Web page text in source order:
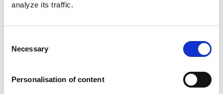
analyze its traffic.
Selection
Necessary
Personalisation of content
Salon Gulfood 2023 à Dubai !